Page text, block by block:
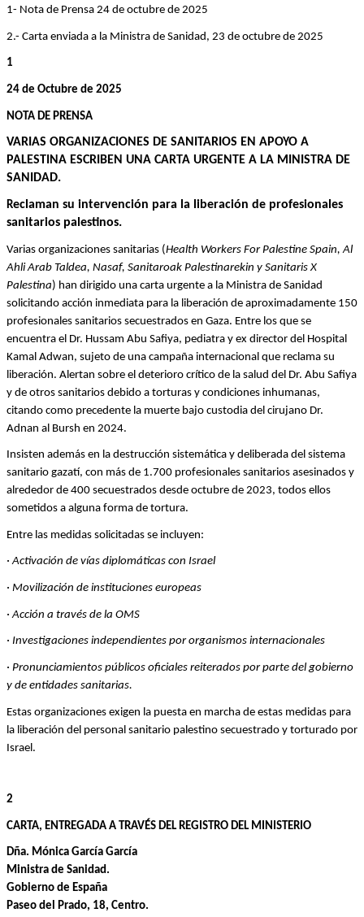
1- Nota de Prensa 24 de octubre de 2025
2.- Carta enviada a la Ministra de Sanidad, 23 de octubre de 2025
1
24 de Octubre de 2025
NOTA DE PRENSA
VARIAS ORGANIZACIONES DE SANITARIOS EN APOYO A
PALESTINA ESCRIBEN UNA CARTA URGENTE A LA MINISTRA DE
SANIDAD.
Reclaman su intervención para la liberación de profesionales
sanitarios palestinos.
Varias organizaciones sanitarias (Health Workers For Palestine Spain, Al
Ahli Arab Taldea, Nasaf, Sanitaroak Palestinarekin y Sanitaris X
Palestina) han dirigido una carta urgente a la Ministra de Sanidad
solicitando acción inmediata para la liberación de aproximadamente 150
profesionales sanitarios secuestrados en Gaza. Entre los que se
encuentra el Dr. Hussam Abu Safiya, pediatra y ex director del Hospital
Kamal Adwan, sujeto de una campaña internacional que reclama su
liberación. Alertan sobre el deterioro crítico de la salud del Dr. Abu Safiya
y de otros sanitarios debido a torturas y condiciones inhumanas,
citando como precedente la muerte bajo custodia del cirujano Dr.
Adnan al Bursh en 2024.
Insisten además en la destrucción sistemática y deliberada del sistema
sanitario gazatí, con más de 1.700 profesionales sanitarios asesinados y
alrededor de 400 secuestrados desde octubre de 2023, todos ellos
sometidos a alguna forma de tortura.
Entre las medidas solicitadas se incluyen:
· Activación de vías diplomáticas con Israel
· Movilización de instituciones europeas
· Acción a través de la OMS
· Investigaciones independientes por organismos internacionales
· Pronunciamientos públicos oficiales reiterados por parte del gobierno
y de entidades sanitarias.
Estas organizaciones exigen la puesta en marcha de estas medidas para
la liberación del personal sanitario palestino secuestrado y torturado por
Israel.
2
CARTA, ENTREGADA A TRAVÉS DEL REGISTRO DEL MINISTERIO
Dña. Mónica García García
Ministra de Sanidad.
Gobierno de España
Paseo del Prado, 18, Centro.